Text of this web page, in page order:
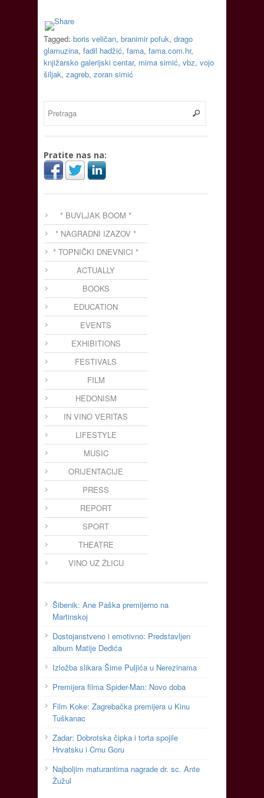
Tagged: boris veličan, branimir pofuk, drago
glamuzina, fadil hadžić, fama, fama.com.hr,
knjižarsko galerijski centar, mima simić, vbz, vojo
šiljak, zagreb, zoran simić
Pratite nas na:
* BUVLJAK BOOM *
* NAGRADNI IZAZOV *
* TOPNIČKI DNEVNICI *
ACTUALLY
BOOKS
EDUCATION
EVENTS
EXHIBITIONS
FESTIVALS
FILM
HEDONISM
IN VINO VERITAS
LIFESTYLE
MUSIC
ORIJENTACIJE
PRESS
REPORT
SPORT
THEATRE
VINO UZ ŽLICU
Šibenik: Ane Paška premijerno na
Martinskoj
Dostojanstveno i emotivno: Predstavljen
album Matije Dedića
Izložba slikara Šime Puljića u Nerezinama
Premijera filma Spider-Man: Novo doba
Film Koke: Zagrebačka premijera u Kinu
Tuškanac
Zadar: Dobrotska čipka i torta spojile
Hrvatsku i Crnu Goru
Najboljim maturantima nagrade dr. sc. Ante
Žužul